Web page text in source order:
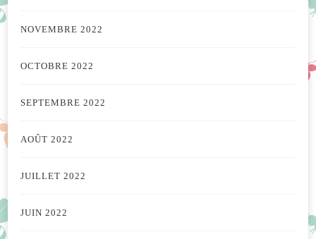
NOVEMBRE 2022
OCTOBRE 2022
SEPTEMBRE 2022
AOÛT 2022
JUILLET 2022
JUIN 2022